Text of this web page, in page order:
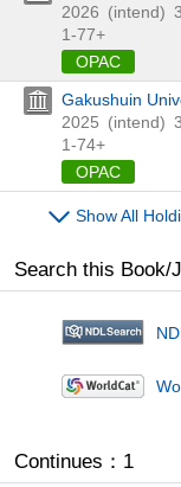
2026 (intend)
1-77+
OPAC
Gakushuin
2025 (intend)
1-74+
OPAC
Show All
Search this Book/
Continues：1